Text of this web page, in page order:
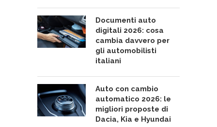
Documenti auto
digitali 2026: cosa
cambia davvero per
gli automobilisti
italiani
Auto con cambio
automatico 2026: le
migliori proposte di
Dacia, Kia e Hyundai